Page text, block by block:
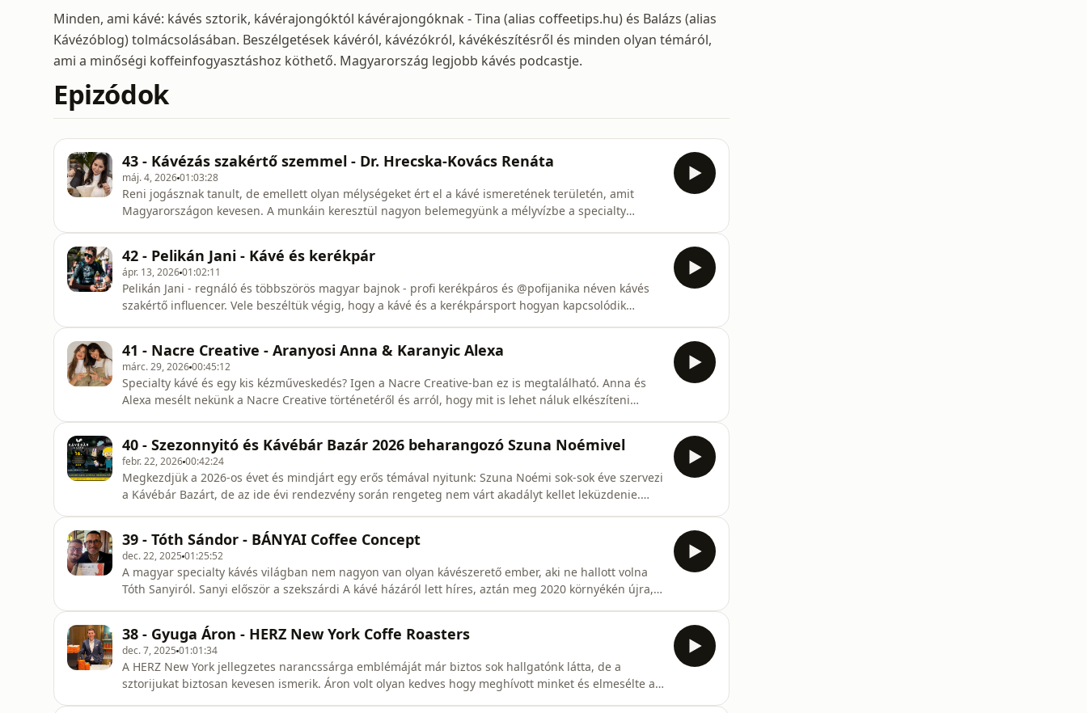
Minden, ami kávé: kávés sztorik, kávérajongóktól kávérajongóknak - Tina (alias coffeetips.hu) és Balázs (alias
Kávézóblog) tolmácsolásában. Beszélgetések kávéról, kávézókról, kávékészítésről és minden olyan témáról,
ami a minőségi koffeinfogyasztáshoz köthető. Magyarország legjobb kávés podcastje.
Epizódok
43 - Kávézás szakértő szemmel - Dr. Hrecska-Kovács Renáta
máj. 4, 202601:03:28
Reni jogásznak tanult, de emellett olyan mélységeket ért el a kávé ismeretének területén, amit
Magyarországon kevesen. A munkáin keresztül nagyon belemegyünk a mélyvízbe a specialty
https://www.facebook.com/groups/cupp
42 - Pelikán Jani - Kávé és kerékpár
ápr. 13, 202601:02:11
Pelikán Jani - regnáló és többszörös magyar bajnok - profi kerékpáros és @pofijanika néven kávés
szakértő influencer. Vele beszéltük végig, hogy a kávé és a kerékpársport hogyan kapcsolódik
41 - Nacre Creative - Aranyosi Anna & Karanyic Alexa
márc. 29, 202600:45:12
Specialty kávé és egy kis kézműveskedés? Igen a Nacre Creative-ban ez is megtalálható. Anna és
Alexa mesélt nekünk a Nacre Creative történetéről és arról, hogy mit is lehet náluk elkészíteni
40 - Szezonnyitó és Kávébár Bazár 2026 beharangozó Szuna Noémivel
febr. 22, 202600:42:24
Megkezdjük a 2026-os évet és mindjárt egy erős témával nyitunk: Szuna Noémi sok-sok éve szervezi
a Kávébár Bazárt, de az ide évi rendezvény során rengeteg nem várt akadályt kellet leküzdenie.
39 - Tóth Sándor - BÁNYAI Coffee Concept
dec. 22, 2025 01:25:52
A magyar specialty kávés világban nem nagyon van olyan kávészerető ember, aki ne hallott volna
Tóth Sanyiról. Sanyi először a szekszárdi A kávé házáról lett híres, aztán meg 2020 környékén újra,
végzett munkájukat. Erről a fantasztikus útról mesélt nekünk Sanyi a karácsonyi podcastünkben.
38 - Gyuga Áron - HERZ New York Coffe Roasters
dec. 7, 2025 01:01:34
A HERZ New York jellegzetes narancssárga emblémáját már biztos sok hallgatónk látta, de a
sztorijukat biztosan kevesen ismerik. Áron volt olyan kedves hogy meghívott minket és elmesélte a